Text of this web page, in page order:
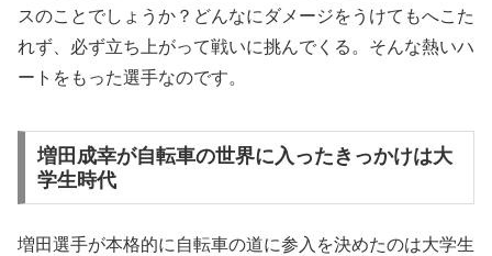
スのことでしょうか？どんなにダメージをうけてもへこた
れず、必ず立ち上がって戦いに挑んでくる。そんな熱いハ
ートをもった選手なのです。
増田成幸が自転車の世界に入ったきっかけは大
学生時代
増田選手が本格的に自転車の道に参入を決めたのは大学生